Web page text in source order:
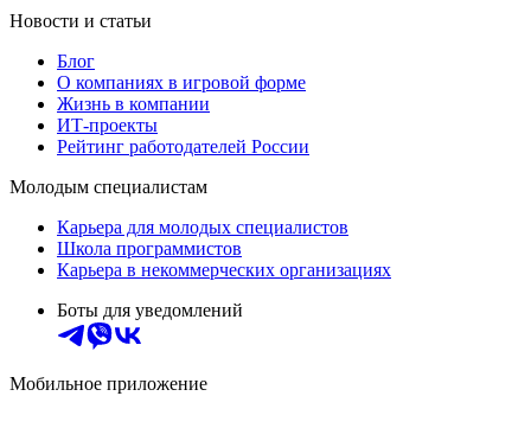
Новости и статьи
Блог
О компаниях в игровой форме
Жизнь в компании
ИТ-проекты
Рейтинг работодателей России
Молодым специалистам
Карьера для молодых специалистов
Школа программистов
Карьера в некоммерческих организациях
Боты для уведомлений
Мобильное приложение